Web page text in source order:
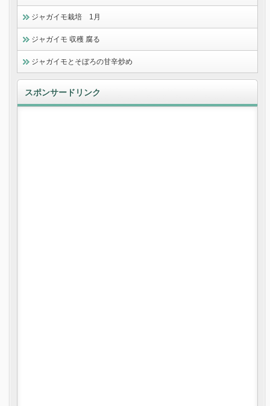
ジャガイモ栽培 1月
ジャガイモ 収穫 腐る
ジャガイモとそぼろの甘辛炒め
スポンサードリンク